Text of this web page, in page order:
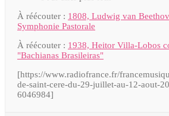
À réécouter : 1808, Ludwig van
Symphonie Pastorale
À réécouter : 1938, Heitor Villa-Lobos
"Bachianas Brasileiras"
[https://www.radiofrance.fr/
de-saint-cere-du-29-juillet-au-12-aout-
6046984]